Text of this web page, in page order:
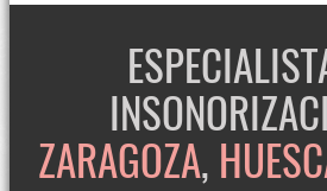
ZARAGOZA,